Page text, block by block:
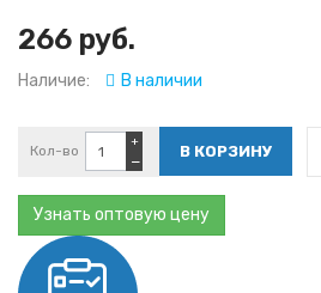
266 руб.
Наличие: В наличии
Кол-во
−
+
Узнать оптовую цену